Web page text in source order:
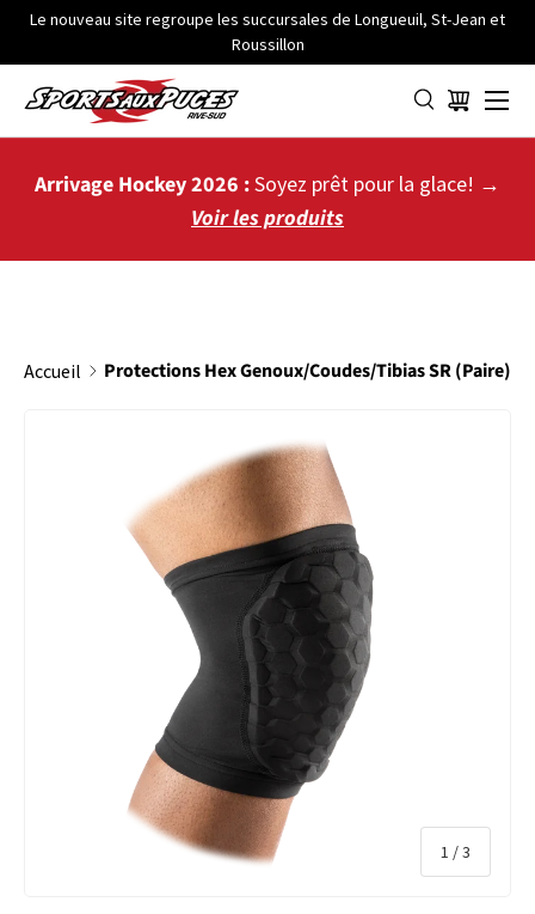
ALLER AU CONTENU
Le nouveau site regroupe les succursales de Longueuil, St-Jean et
Roussillon
Panier
Menu
Arrivage Hockey 2026 :Soyez prêt pour la glace! →
Voir les produits
Accueil Protections Hex Genoux/Coudes/Tibias SR (Paire)
PASSER AUX INFORMATIONS PRODUITS
1 /de
3